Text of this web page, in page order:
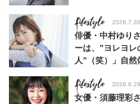
Lifestyle 2026.7.30
俳優・中村ゆり
ーは、”ヨレヨ
人”（笑）」自
Lifestyle 2026.6.29
女優・須藤理彩